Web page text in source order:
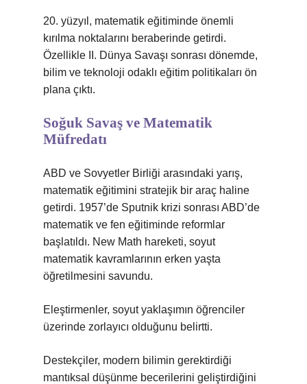
20. yüzyıl, matematik eğitiminde önemli
kırılma noktalarını beraberinde getirdi.
Özellikle II. Dünya Savaşı sonrası dönemde,
bilim ve teknoloji odaklı eğitim politikaları ön
plana çıktı.
Soğuk Savaş ve Matematik
Müfredatı
ABD ve Sovyetler Birliği arasındaki yarış,
matematik eğitimini stratejik bir araç haline
getirdi. 1957’de Sputnik krizi sonrası ABD’de
matematik ve fen eğitiminde reformlar
başlatıldı. New Math hareketi, soyut
matematik kavramlarının erken yaşta
öğretilmesini savundu.
Eleştirmenler, soyut yaklaşımın öğrenciler
üzerinde zorlayıcı olduğunu belirtti.
Destekçiler, modern bilimin gerektirdiği
mantıksal düşünme becerilerini geliştirdiğini